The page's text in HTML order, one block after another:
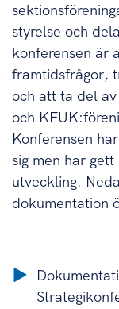
styrelse och
konferensen är
framtidsfrågor,
och att ta del
och
Konferensen
sig men har
utveckling.
dokumentation